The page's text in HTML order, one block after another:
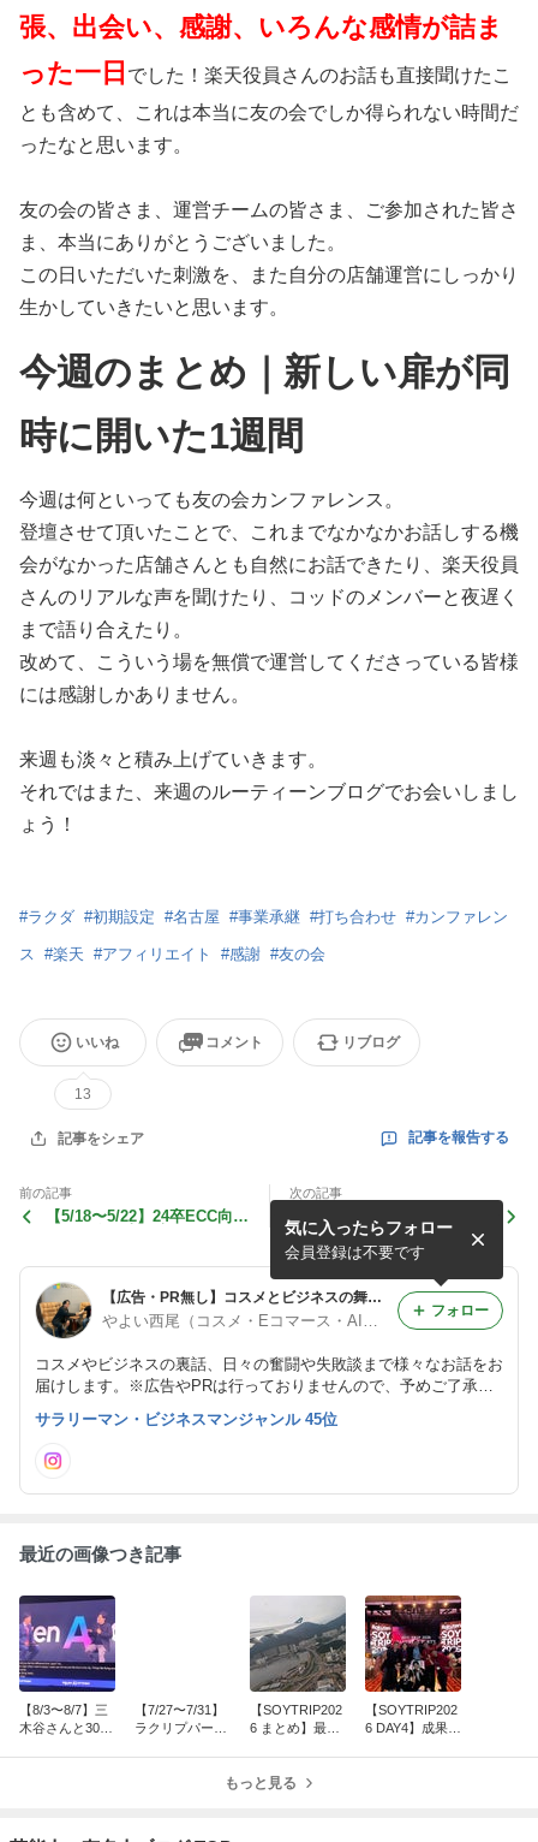
張、出会い、感謝、いろんな感情が詰ま
った一日 でした！楽天役員さんのお話も直接聞けたこ
とも含めて、これは本当に友の会でしか得られない時間だ
ったなと思います。
友の会の皆さま、運営チームの皆さま、ご参加された皆さ
ま、本当にありがとうございました。
この日いただいた刺激を、また自分の店舗運営にしっかり
生かしていきたいと思います。
今週のまとめ｜新しい扉が同
時に開いた1週間
今週は何といっても友の会カンファレンス。
登壇させて頂いたことで、これまでなかなかお話しする機
会がなかった店舗さんとも自然にお話できたり、楽天役員
さんのリアルな声を聞けたり、コッドのメンバーと夜遅く
まで語り合えたり。
改めて、こういう場を無償で運営してくださっている皆様
には感謝しかありません。
来週も淡々と積み上げていきます。
それではまた、来週のルーティーンブログでお会いしまし
ょう！
#ラクダ #初期設定 #名古屋 #事業承継 #打ち合わせ #カンファレン
ス #楽天 #アフィリエイト #感謝 #友の会
いいね
13
コメント リブログ
記事をシェア 記事を報告する
前の記事
【5/18〜5/22】24卒ECC向け
た一週間
次の記事
【5/4〜5/8】実家でリフレッ
シュ、楽天4月までの振り返
り、ラクアドレビュー
【広告・PR無し】コスメとビジネスの舞台裏 〜西尾勝太の商売エンタメ日誌〜
やよい西尾（コスメ・Eコマース・AIサービスに奮闘する39歳男性）
コスメやビジネスの裏話、日々の奮闘や失敗談まで様々なお話をお
届けします。※広告やPRは行っておりませんので、予めご了承お
気に入ったらフォロー
会員登録は不要です
フォロー
サラリーマン・ビジネスマンジャンル 45位
最近の画像つき記事
【8/3〜8/7】三
木谷さんと3000
【7/27〜7/31】
ラクリプパーフ
【SOYTRIP202
6 まとめ】最後
て、原点に返れ
【SOYTRIP202
6 DAY4】成果共
もっと見る